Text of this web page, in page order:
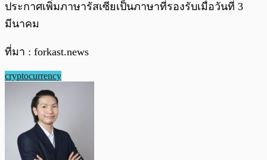
ประกาศเพิ่มภาษารัสเซียเป็นภาษาที่รองรับเมื่อวันที่ 3
มีนาคม
ที่มา : forkast.news
cryptocurrency